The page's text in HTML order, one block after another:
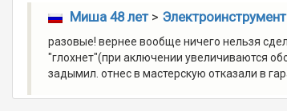
Миша 48 лет> Электроинструмент
разовые! вернее вообще ничего нельзя
"глохнет"(при аключении увеличиваются
задымил. отнес в мастерскую отказали в